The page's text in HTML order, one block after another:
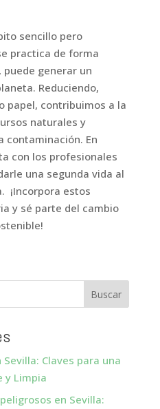
sencillo pero
practica de forma
generar un
Reduciendo,
papel, contribuimos a la
naturales y
contaminación. En
con los profesionales
una segunda vida al
¡Incorpora estos
y sé parte del cambio
Claves para una
y Limpia
en Sevilla: